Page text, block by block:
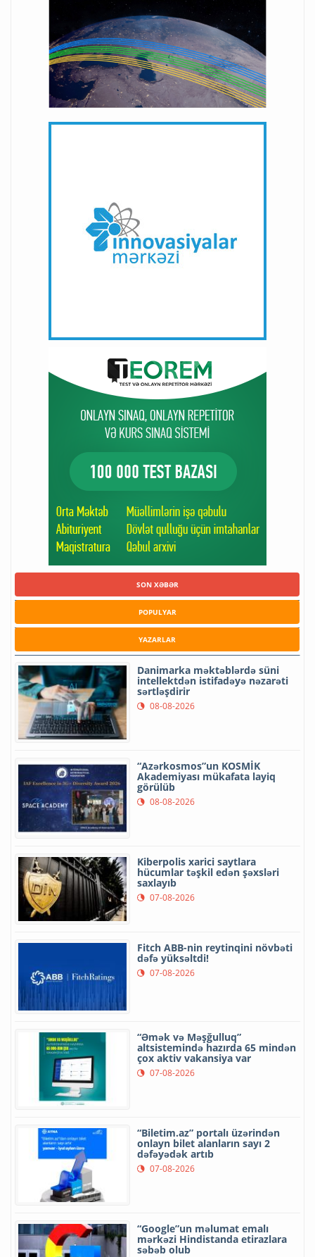
SON XƏBƏR
POPULYAR
YAZARLAR
Danimarka məktəblərdə süni
intellektdən istifadəyə nəzarəti
sərtləşdirir
08-08-2026
“Azərkosmos”un KOSMİK
Akademiyası mükafata layiq
görülüb
08-08-2026
Kiberpolis xarici saytlara
hücumlar təşkil edən şəxsləri
saxlayıb
07-08-2026
Fitch ABB-nin reytinqini növbəti
dəfə yüksəltdi!
07-08-2026
“Əmək və Məşğulluq”
altsistemində hazırda 65 mindən
çox aktiv vakansiya var
07-08-2026
“Biletim.az” portalı üzərindən
onlayn bilet alanların sayı 2
dəfəyədək artıb
07-08-2026
“Google”un məlumat emalı
mərkəzi Hindistanda etirazlara
səbəb olub